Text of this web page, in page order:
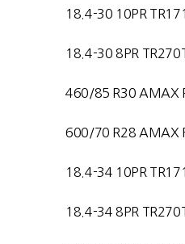
18.4-30 10PR
18.4-30 8PR
460/85 R30 AMAX
600/70 R28 AMAX
18.4-34 10PR
18.4-34 8PR